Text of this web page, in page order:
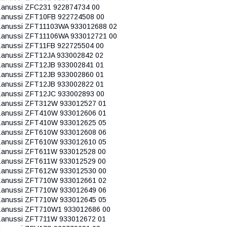
ZFC231 922874734 00
ZFT10FB 922724508 00
ZFT11103WA 933012688 02
ZFT11106WA 933012721 00
ZFT11FB 922725504 00
ZFT12JA 933002842 02
ZFT12JB 933002841 01
ZFT12JB 933002860 01
ZFT12JB 933002822 01
ZFT12JC 933002893 00
ZFT312W 933012527 01
ZFT410W 933012606 01
ZFT410W 933012625 05
ZFT610W 933012608 06
ZFT610W 933012610 05
ZFT611W 933012528 00
ZFT611W 933012529 00
ZFT612W 933012530 00
ZFT710W 933012661 02
ZFT710W 933012649 06
ZFT710W 933012645 05
ZFT710W1 933012686 00
ZFT711W 933012672 01